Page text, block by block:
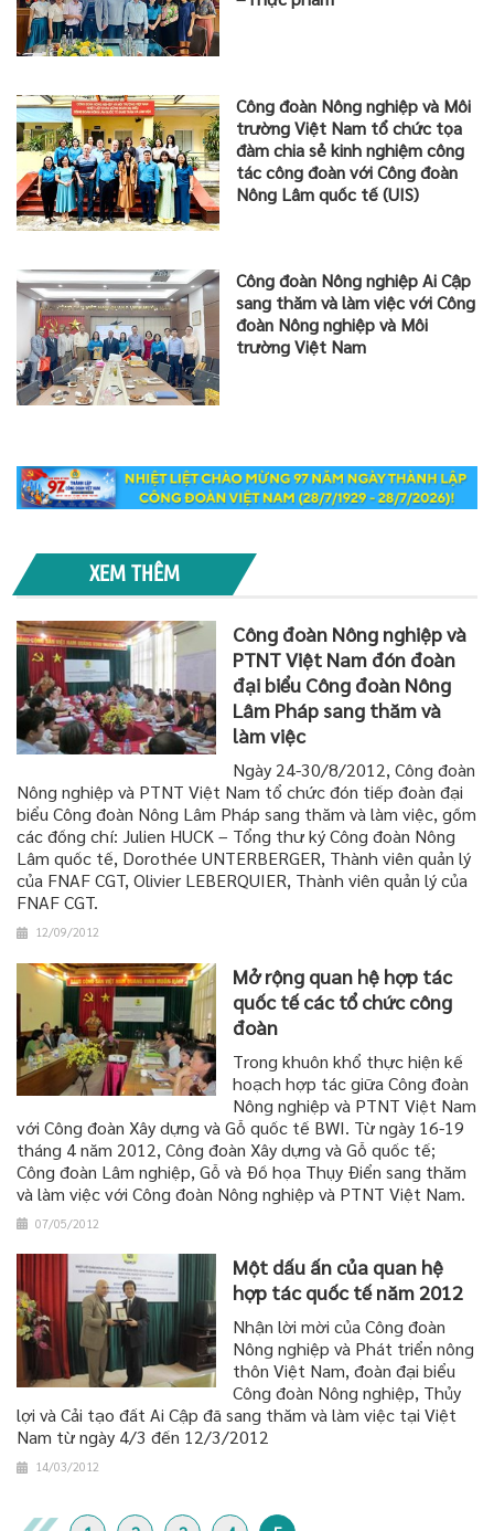
Công đoàn Nông nghiệp và Môi
trường Việt Nam tổ chức tọa
đàm chia sẻ kinh nghiệm công
tác công đoàn với Công đoàn
Nông Lâm quốc tế (UIS)
Công đoàn Nông nghiệp Ai Cập
sang thăm và làm việc với Công
đoàn Nông nghiệp và Môi
trường Việt Nam
XEM THÊM
Công đoàn Nông nghiệp và
PTNT Việt Nam đón đoàn
đại biểu Công đoàn Nông
Lâm Pháp sang thăm và
làm việc
Ngày 24-30/8/2012, Công đoàn
Nông nghiệp và PTNT Việt Nam tổ chức đón tiếp đoàn đại
biểu Công đoàn Nông Lâm Pháp sang thăm và làm việc, gồm
các đồng chí: Julien HUCK – Tổng thư ký Công đoàn Nông
Lâm quốc tế, Dorothée UNTERBERGER, Thành viên quản lý
của FNAF CGT, Olivier LEBERQUIER, Thành viên quản lý của
FNAF CGT.
12/09/2012
Mở rộng quan hệ hợp tác
quốc tế các tổ chức công
đoàn
Trong khuôn khổ thực hiện kế
hoạch hợp tác giữa Công đoàn
Nông nghiệp và PTNT Việt Nam
với Công đoàn Xây dựng và Gỗ quốc tế BWI. Từ ngày 16-19
tháng 4 năm 2012, Công đoàn Xây dựng và Gỗ quốc tế;
Công đoàn Lâm nghiệp, Gỗ và Đồ họa Thụy Điển sang thăm
và làm việc với Công đoàn Nông nghiệp và PTNT Việt Nam.
07/05/2012
Một dấu ấn của quan hệ
hợp tác quốc tế năm 2012
Nhận lời mời của Công đoàn
Nông nghiệp và Phát triển nông
thôn Việt Nam, đoàn đại biểu
Công đoàn Nông nghiệp, Thủy
lợi và Cải tạo đất Ai Cập đã sang thăm và làm việc tại Việt
Nam từ ngày 4/3 đến 12/3/2012
14/03/2012